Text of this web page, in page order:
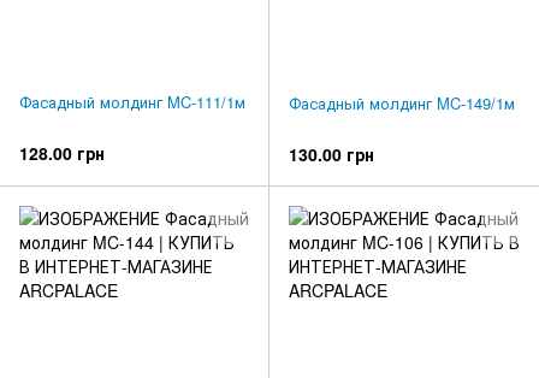
Фасадный молдинг MC-111/1м
128.00 грн
Фасадный молдинг MC-149/1м
130.00 грн